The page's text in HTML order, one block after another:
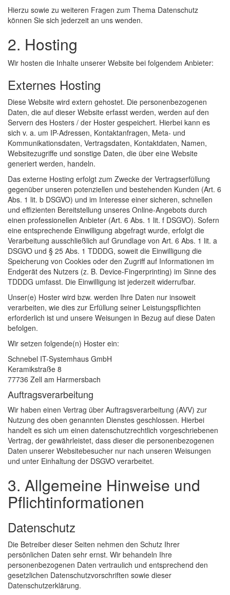
Hierzu sowie zu weiteren Fragen zum Thema Datenschutz
können Sie sich jederzeit an uns wenden.
2. Hosting
Wir hosten die Inhalte unserer Website bei folgendem Anbieter:
Externes Hosting
Diese Website wird extern gehostet. Die personenbezogenen
Daten, die auf dieser Website erfasst werden, werden auf den
Servern des Hosters / der Hoster gespeichert. Hierbei kann es
sich v. a. um IP-Adressen, Kontaktanfragen, Meta- und
Kommunikationsdaten, Vertragsdaten, Kontaktdaten, Namen,
Websitezugriffe und sonstige Daten, die über eine Website
generiert werden, handeln.
Das externe Hosting erfolgt zum Zwecke der Vertragserfüllung
gegenüber unseren potenziellen und bestehenden Kunden (Art. 6
Abs. 1 lit. b DSGVO) und im Interesse einer sicheren, schnellen
und effizienten Bereitstellung unseres Online-Angebots durch
einen professionellen Anbieter (Art. 6 Abs. 1 lit. f DSGVO). Sofern
eine entsprechende Einwilligung abgefragt wurde, erfolgt die
Verarbeitung ausschließlich auf Grundlage von Art. 6 Abs. 1 lit. a
DSGVO und § 25 Abs. 1 TDDDG, soweit die Einwilligung die
Speicherung von Cookies oder den Zugriff auf Informationen im
Endgerät des Nutzers (z. B. Device-Fingerprinting) im Sinne des
TDDDG umfasst. Die Einwilligung ist jederzeit widerrufbar.
Unser(e) Hoster wird bzw. werden Ihre Daten nur insoweit
verarbeiten, wie dies zur Erfüllung seiner Leistungspflichten
erforderlich ist und unsere Weisungen in Bezug auf diese Daten
befolgen.
Wir setzen folgende(n) Hoster ein:
Schnebel IT-Systemhaus GmbH
Keramikstraße 8
77736 Zell am Harmersbach
Auftragsverarbeitung
Wir haben einen Vertrag über Auftragsverarbeitung (AVV) zur
Nutzung des oben genannten Dienstes geschlossen. Hierbei
handelt es sich um einen datenschutzrechtlich vorgeschriebenen
Vertrag, der gewährleistet, dass dieser die personenbezogenen
Daten unserer Websitebesucher nur nach unseren Weisungen
und unter Einhaltung der DSGVO verarbeitet.
3. Allgemeine Hinweise und
Pflicht­informationen
Datenschutz
Die Betreiber dieser Seiten nehmen den Schutz Ihrer
persönlichen Daten sehr ernst. Wir behandeln Ihre
personenbezogenen Daten vertraulich und entsprechend den
gesetzlichen Datenschutzvorschriften sowie dieser
Datenschutzerklärung.